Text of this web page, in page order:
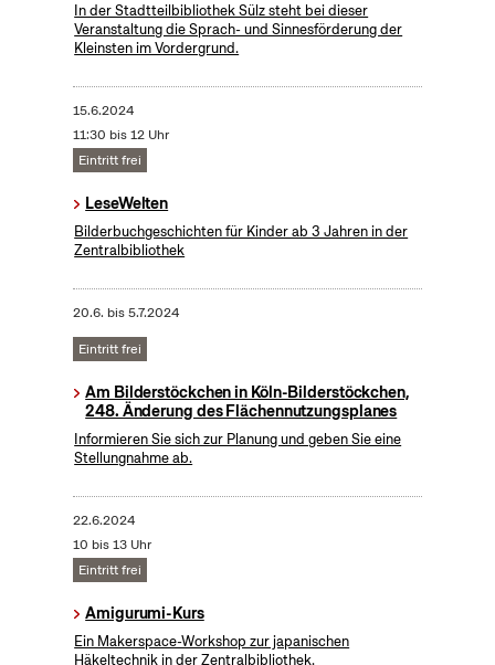
In der Stadtteilbibliothek Sülz steht bei dieser
Veranstaltung die Sprach- und Sinnesförderung der
Kleinsten im Vordergrund.
15.6.2024
11:30 bis 12 Uhr
Eintritt frei
LeseWelten
Bilderbuchgeschichten für Kinder ab 3 Jahren in der
Zentralbibliothek
20.6. bis5.7.2024
Eintritt frei
Am Bilderstöckchen in Köln-Bilderstöckchen,
248. Änderung des Flächennutzungsplanes
Informieren Sie sich zur Planung und geben Sie eine
Stellungnahme ab.
22.6.2024
10 bis 13 Uhr
Eintritt frei
Amigurumi-Kurs
Ein Makerspace-Workshop zur japanischen
Häkeltechnik in der Zentralbibliothek.